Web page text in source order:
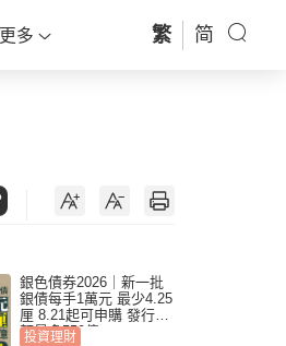
更多 繁 简
銀色債券2026｜新一批
銀債每手1萬元 最少4.25
厘 8.21起可申購 發行金
額最多550億
投資理財